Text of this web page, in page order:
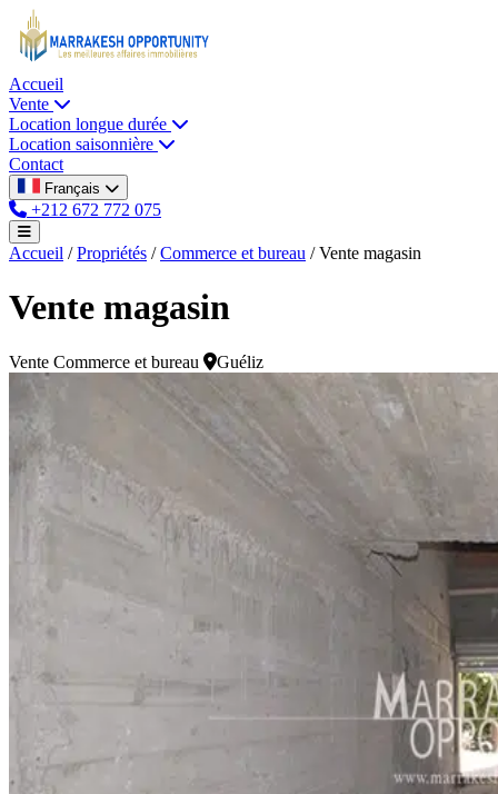
Accueil
Vente
Location longue durée
Location saisonnière
Contact
Français
+212 672 772 075
Accueil / Propriétés / Commerce et bureau / Vente magasin
Vente magasin
Vente Commerce et bureau Guéliz